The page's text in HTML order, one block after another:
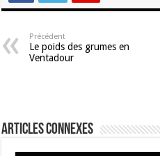
Précédent
Le poids des grumes en
Ventadour
Articles connexes